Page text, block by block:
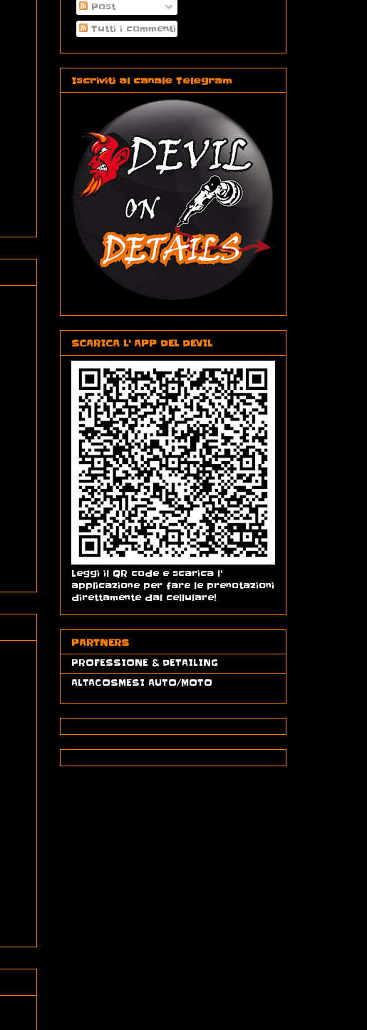
Post
Tutti i commenti
Iscriviti al canale Telegram
SCARICA L' APP DEL DEVIL
Leggi il QR code e scarica l'
applicazione per fare le prenotazioni
direttamente dal cellulare!
PARTNERS
PROFESSIONE & DETAILING
ALTACOSMESI AUTO/MOTO